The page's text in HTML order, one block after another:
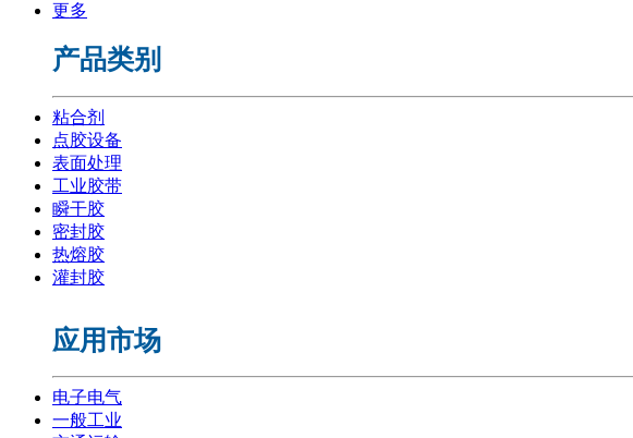
更多
产品类别
粘合剂
点胶设备
表面处理
工业胶带
瞬干胶
密封胶
热熔胶
灌封胶
应用市场
电子电气
一般工业